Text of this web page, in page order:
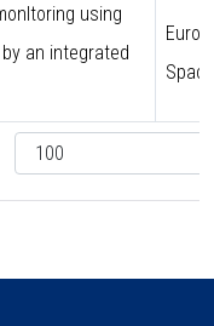
using
an integrated